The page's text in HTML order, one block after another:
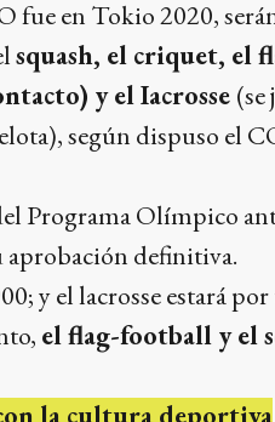
fue en Tokio 2020,
squash, el criquet, el
y el Iacrosse (se
según dispuso el
Programa Olímpico
aprobación definitiva.
y el lacrosse estará
el flag-football y el